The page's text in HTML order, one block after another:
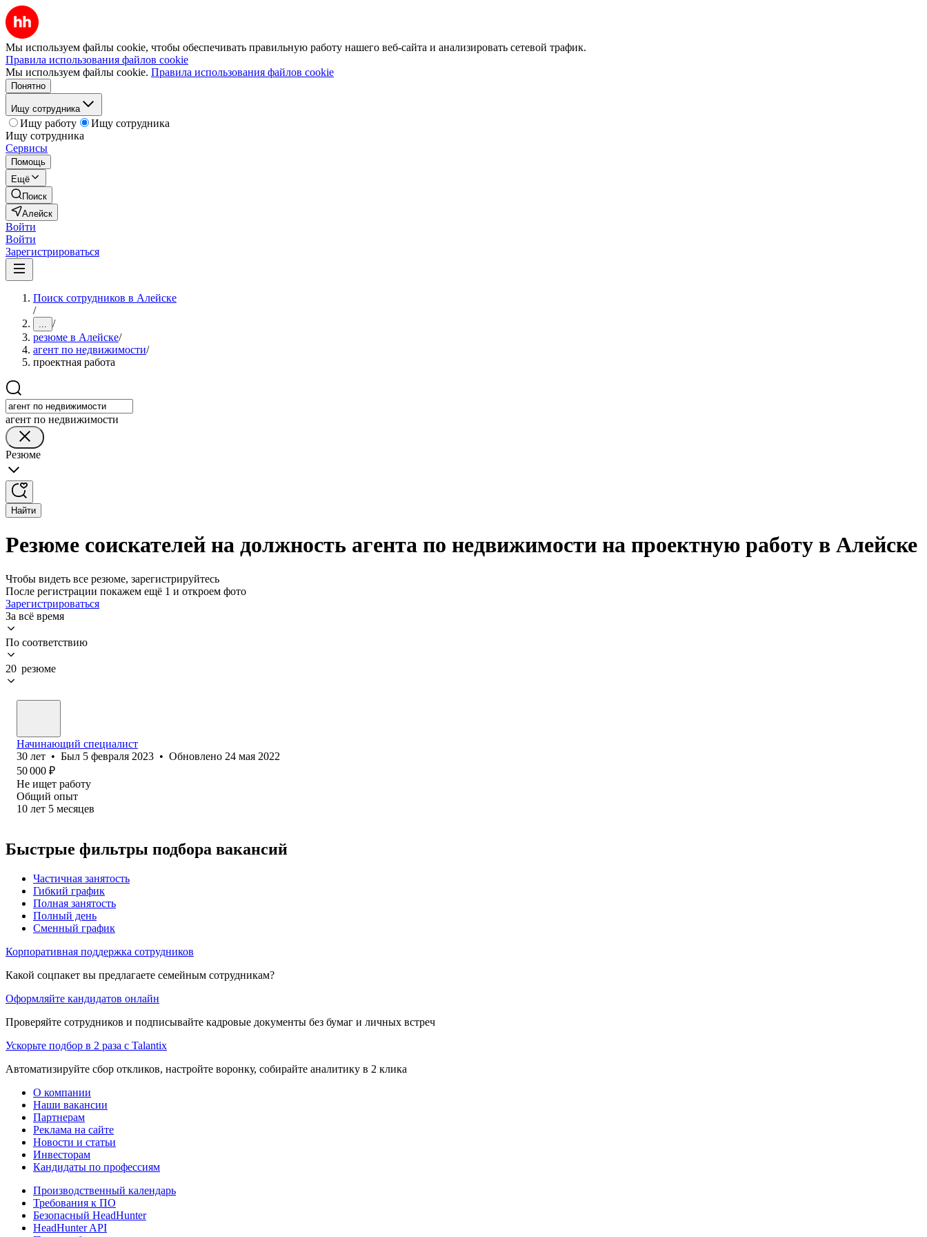
Мы используем файлы cookie, чтобы обеспечивать правильную работу нашего веб-сайта и анализировать сетевой трафик.
Правила использования файлов cookie
Мы используем файлы cookie. Правила использования файлов cookie
Понятно
Ищу сотрудника
Ищу работу
Ищу сотрудника
Ищу сотрудника
Сервисы
Помощь
Ещё
Поиск
Алейск
Войти
Войти
Зарегистрироваться
Поиск сотрудников в Алейске
/
... /
резюме в Алейске/
агент по недвижимости/
проектная работа
агент по недвижимости
Резюме
Найти
Резюме соискателей на должность агента по недвижимости на проектную работу в Алейске
Чтобы видеть все резюме, зарегистрируйтесь
После регистрации покажем ещё 1 и откроем фото
Зарегистрироваться
За всё время
По соответствию
20 резюме
Начинающий специалист
30 лет • Был 5 февраля 2023 • Обновлено 24 мая 2022
50 000 ₽
Не ищет работу
Общий опыт
10 лет 5 месяцев
Быстрые фильтры подбора вакансий
Частичная занятость
Гибкий график
Полная занятость
Полный день
Сменный график
Корпоративная поддержка сотрудников
Какой соцпакет вы предлагаете семейным сотрудникам?
Оформляйте кандидатов онлайн
Проверяйте сотрудников и подписывайте кадровые документы без бумаг и личных встреч
Ускорьте подбор в 2 раза с Talantix
Автоматизируйте сбор откликов, настройте воронку, собирайте аналитику в 2 клика
О компании
Наши вакансии
Партнерам
Реклама на сайте
Новости и статьи
Инвесторам
Кандидаты по профессиям
Производственный календарь
Требования к ПО
Безопасный HeadHunter
HeadHunter API